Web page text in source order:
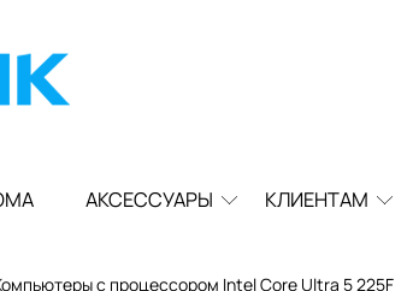
АКСЕССУАРЫ КЛИЕНТАМ
с процессором Intel Core Ultra 5 225F